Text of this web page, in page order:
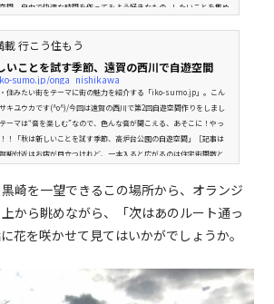
間、自由で快適な時間を作ってみよう好きなもの...したいことを集め
心地よい風に吹かれながら、たまには外で読書でも...そんな...
行こう住もう
いことを試す季節、遠賀の西川で自遊空間
sumo.jp/onga_nishikawa
住みたい街をテーマに街の魅力を紹介する「iko-sumo.jp」。こん
キユウカです(^o^)/今回は遠賀の西川で第2回自遊空間作りをしまし
ーマは“音を楽しむ”なので、色んな音が聞こえる、あそこに！やっ
！「秋は新しいことを試す季節、高炉台公園の自遊空間」［記事は
駅付近はお店が目立つけれど、一本入ると広がるのは住宅街閑散と
ませんよね［極めて私的［笑］］。予定があったら、むし...
崎を一望できるこの場所から、オランジ
から眺めながら、「次はあのルート通っ
を咲かせて見てはいかがでしょうか。